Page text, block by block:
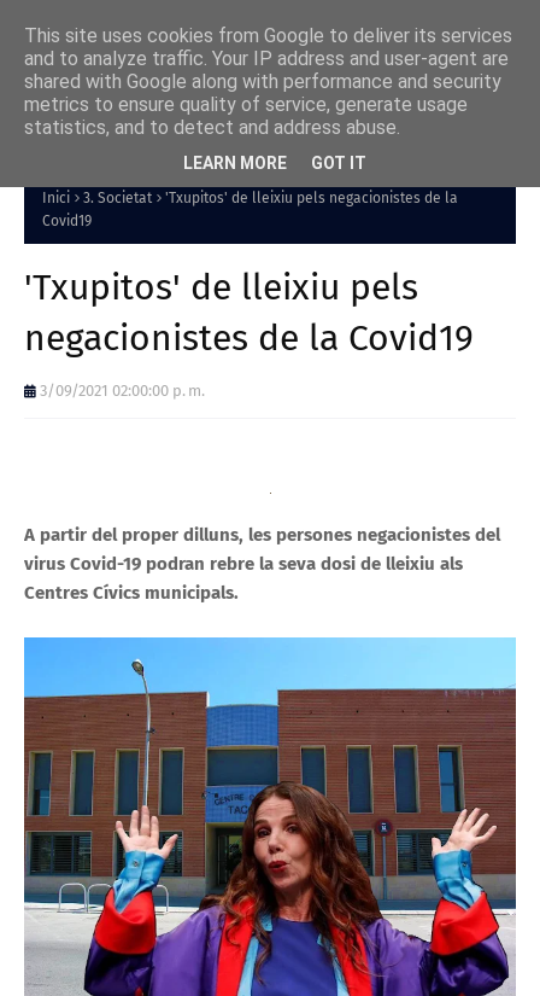
Inici 3. Societat
'Txupitos' de lleixiu pels negacionistes de la
Covid19
'Txupitos' de lleixiu pels
negacionistes de la Covid19
3/09/2021 02:00:00 p. m.
A partir del proper dilluns, les persones negacionistes del
virus Covid-19 podran rebre la seva dosi de lleixiu als
Centres Cívics municipals.
This site uses cookies from Google to deliver its services
and to analyze traffic. Your IP address and user-agent are
shared with Google along with performance and security
metrics to ensure quality of service, generate usage
statistics, and to detect and address abuse.
LEARN MORE GOT IT